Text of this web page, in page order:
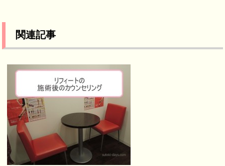
関連記事